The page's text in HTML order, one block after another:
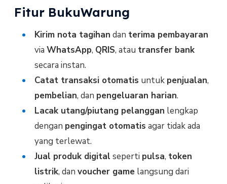
Fitur BukuWarung
Kirim nota tagihan dan terima pembayaran
via WhatsApp, QRIS, atau transfer bank
secara instan.
Catat transaksi otomatis untuk penjualan,
pembelian, dan pengeluaran harian.
Lacak utang/piutang pelanggan lengkap
dengan pengingat otomatis agar tidak ada
yang terlewat.
Jual produk digital seperti pulsa, token
listrik, dan voucher gamelangsung dari